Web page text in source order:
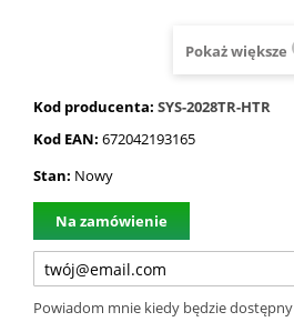
Pokaż większe
Kod producenta: SYS-2028TR-HTR
Kod EAN: 672042193165
Stan: Nowy
Na zamówienie
Powiadom mnie kiedy będzie dostępny